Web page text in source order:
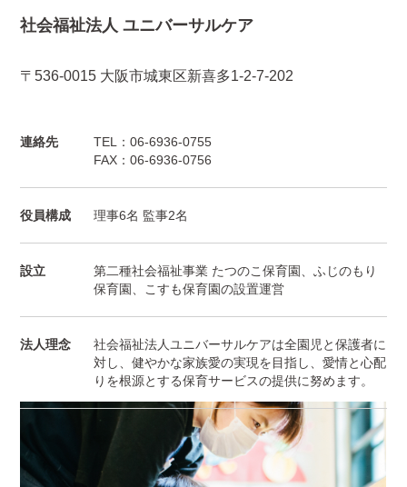
社会福祉法人 ユニバーサルケア
〒536-0015 大阪市城東区新喜多1-2-7-202
連絡先
TEL：06-6936-0755
FAX：06-6936-0756
役員構成 理事6名 監事2名
設立 第二種社会福祉事業 たつのこ保育園、ふじのもり
保育園、こすも保育園の設置運営
法人理念
社会福祉法人ユニバーサルケアは全園児と保護者に
対し、健やかな家族愛の実現を目指し、愛情と心配
りを根源とする保育サービスの提供に努めます。